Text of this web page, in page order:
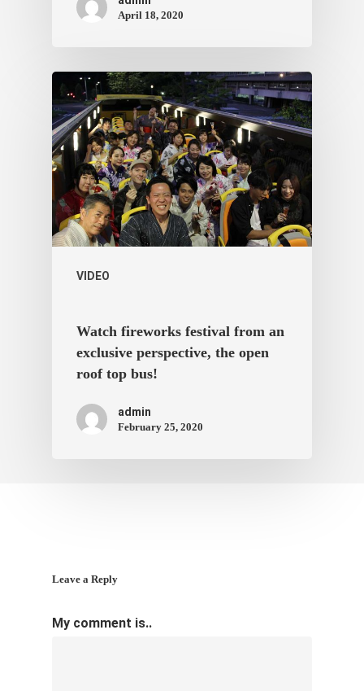
April 18, 2020
VIDEO
Watch fireworks festival from an
exclusive perspective, the open
roof top bus!
admin
February 25, 2020
Leave a Reply
My comment is..
ประเทศญี่ปุ่น
เที่ยวญี่ปุ่นด้ว
เอง
รถบัส
เดินทาง
สาระน่ารู้
VIDEO